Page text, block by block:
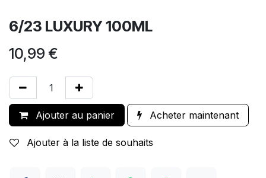
6/23 LUXURY 100ML
10,99 €
Ajouter au panier Acheter maintenant
Ajouter à la liste de souhaits